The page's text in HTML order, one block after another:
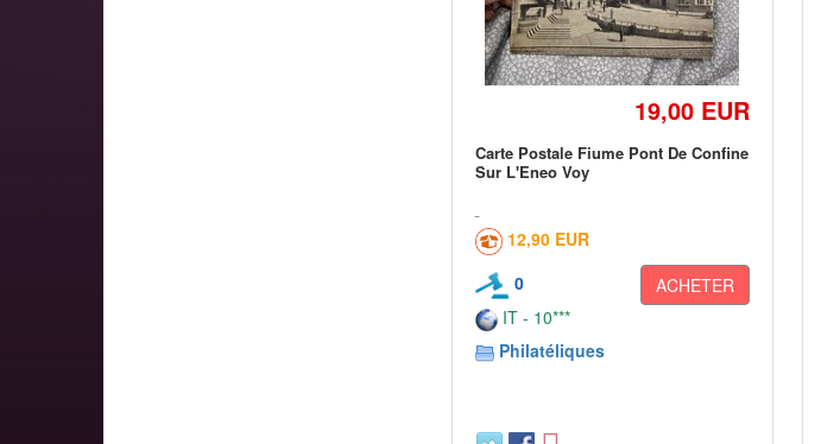
19,00 EUR
Carte Postale Fiume Pont De Confine
Sur L'Eneo Voy
12,90 EUR
0
ACHETER
IT - 10***
Philatéliques